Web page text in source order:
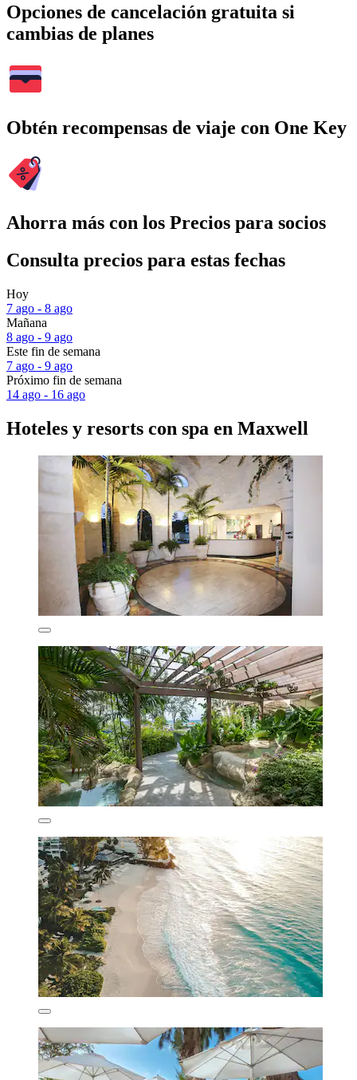
Opciones de cancelación gratuita si
cambias de planes
Obtén recompensas de viaje con One Key
Ahorra más con los Precios para socios
Consulta precios para estas fechas
Hoy
7 ago - 8 ago
Mañana
8 ago - 9 ago
Este fin de semana
7 ago - 9 ago
Próximo fin de semana
14 ago - 16 ago
Hoteles y resorts con spa en Maxwell